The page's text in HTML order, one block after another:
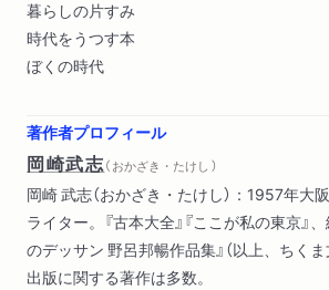
暮らしの片すみ
時代をうつす本
ぼくの時代
著作者プロフィール
岡崎武志（ おかざき・たけし ）
岡崎 武志（おかざき・たけし）：1957年大
ライター。『古本大全』『ここが私の東京』
のデッサン 野呂邦暢作品集』（以上、ちく
出版に関する著作は多数。